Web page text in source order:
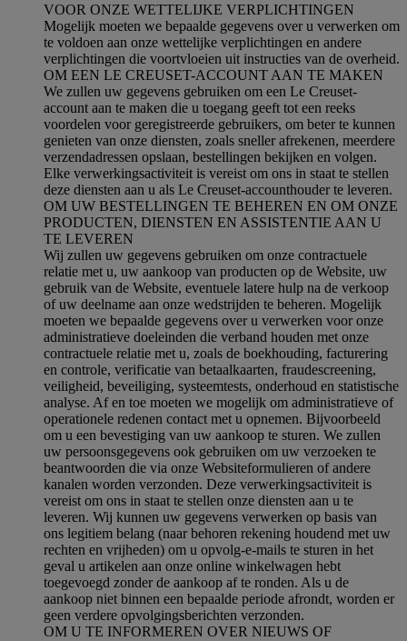
VOOR ONZE WETTELIJKE VERPLICHTINGEN
Mogelijk moeten we bepaalde gegevens over u verwerken om
te voldoen aan onze wettelijke verplichtingen en andere
verplichtingen die voortvloeien uit instructies van de overheid.
OM EEN LE CREUSET-ACCOUNT AAN TE MAKEN
We zullen uw gegevens gebruiken om een Le Creuset-
account aan te maken die u toegang geeft tot een reeks
voordelen voor geregistreerde gebruikers, om beter te kunnen
genieten van onze diensten, zoals sneller afrekenen, meerdere
verzendadressen opslaan, bestellingen bekijken en volgen.
Elke verwerkingsactiviteit is vereist om ons in staat te stellen
deze diensten aan u als Le Creuset-accounthouder te leveren.
OM UW BESTELLINGEN TE BEHEREN EN OM ONZE
PRODUCTEN, DIENSTEN EN ASSISTENTIE AAN U
TE LEVEREN
Wij zullen uw gegevens gebruiken om onze contractuele
relatie met u, uw aankoop van producten op de Website, uw
gebruik van de Website, eventuele latere hulp na de verkoop
of uw deelname aan onze wedstrijden te beheren. Mogelijk
moeten we bepaalde gegevens over u verwerken voor onze
administratieve doeleinden die verband houden met onze
contractuele relatie met u, zoals de boekhouding, facturering
en controle, verificatie van betaalkaarten, fraudescreening,
veiligheid, beveiliging, systeemtests, onderhoud en statistische
analyse. Af en toe moeten we mogelijk om administratieve of
operationele redenen contact met u opnemen. Bijvoorbeeld
om u een bevestiging van uw aankoop te sturen. We zullen
uw persoonsgegevens ook gebruiken om uw verzoeken te
beantwoorden die via onze Websiteformulieren of andere
kanalen worden verzonden. Deze verwerkingsactiviteit is
vereist om ons in staat te stellen onze diensten aan u te
leveren. Wij kunnen uw gegevens verwerken op basis van
ons legitiem belang (naar behoren rekening houdend met uw
rechten en vrijheden) om u opvolg-e-mails te sturen in het
geval u artikelen aan onze online winkelwagen hebt
toegevoegd zonder de aankoop af te ronden. Als u de
aankoop niet binnen een bepaalde periode afrondt, worden er
geen verdere opvolgingsberichten verzonden.
OM U TE INFORMEREN OVER NIEUWS OF